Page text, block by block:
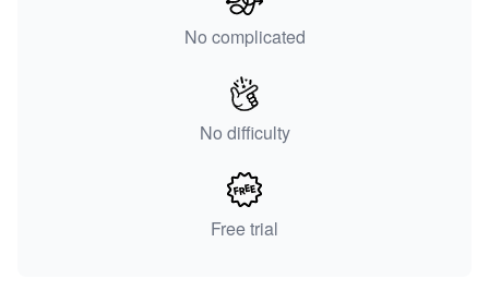
No complicated
No difficulty
Free trial